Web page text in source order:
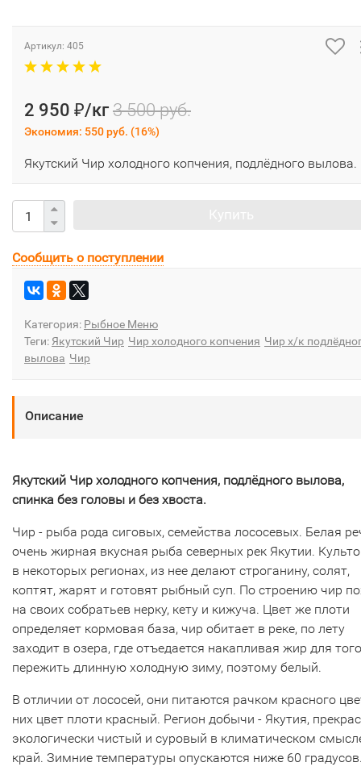
Артикул: 405
2 950 ₽/кг 3 500 руб.
Экономия: 550 руб. (16%)
Якутский Чир холодного копчения, подлёдного вылова.
Сообщить о поступлении
Категория: Рыбное Меню
Теги: Якутский Чир Чир холодного копчения Чир х/к
вылова Чир
Описание
Якутский Чир холодного копчения, подлёдного вылова,
спинка без головы и без хвоста.
Чир - рыба рода сиговых, семейства лососевых. Белая
очень жирная вкусная рыба северных рек Якутии.
в некоторых регионах, из нее делают строганину, солят,
коптят, жарят и готовят рыбный суп. По строению чир
на своих собратьев нерку, кету и кижуча. Цвет же плоти
определяет кормовая база, чир обитает в реке, по лету
заходит в озера, где отъедается накапливая жир для того
пережить длинную холодную зиму, поэтому белый.
В отличии от лососей, они питаются рачком красного
них цвет плоти красный. Регион добычи - Якутия,
экологически чистый и суровый в климатическом
край. Зимние температуры опускаются ниже 60